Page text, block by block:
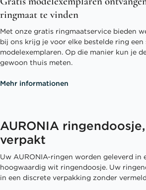
ringmaat te vinden
Met onze gratis ringmaatservice bieden
bij ons krijg je voor elke bestelde ring een
modelexemplaren. Op die manier kun je
gewoon thuis meten.
Mehr informationen
AURONIA
verpakt
Uw AURONIA-ringen worden geleverd in
hoogwaardig wit ringendoosje. Uw
in een discrete verpakking zonder